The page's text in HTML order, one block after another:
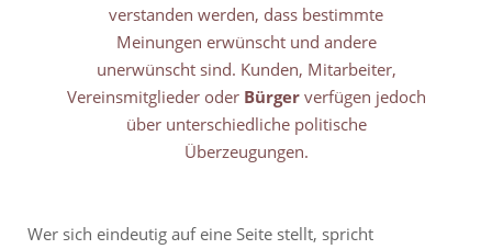
verstanden werden, dass bestimmte
Meinungen erwünscht und andere
unerwünscht sind. Kunden, Mitarbeiter,
Vereinsmitglieder oder Bürgerverfügen jedoch
über unterschiedliche politische
Überzeugungen.
Wer sich eindeutig auf eine Seite stellt, spricht